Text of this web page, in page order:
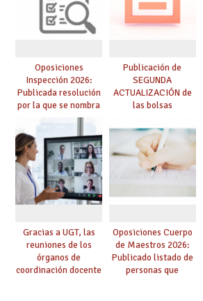
Oposiciones
Inspección 2026:
Publicada resolución
por la que se nombra
funcionarios/as en
prácticas, se regulan
dichas prácticas y se
convoca acto público
de adjudicación
Publicación de
SEGUNDA
ACTUALIZACIÓN de
las bolsas
Cuerpo de Maestros
de especialidades
convocadas a
oposición
Gracias a UGT, las
reuniones de los
órganos de
coordinación docente
Oposiciones Cuerpo
de Maestros 2026:
Publicado listado de
personas que